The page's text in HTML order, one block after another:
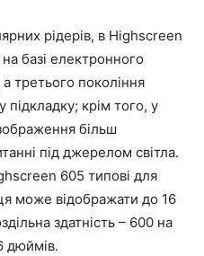
рідерів, в Highscreen
базі електронного
третього покоління
підкладку; крім того, у
більш
під джерелом світла.
605 типові для
може відображати до 16
здатність – 600 на
дюймів.